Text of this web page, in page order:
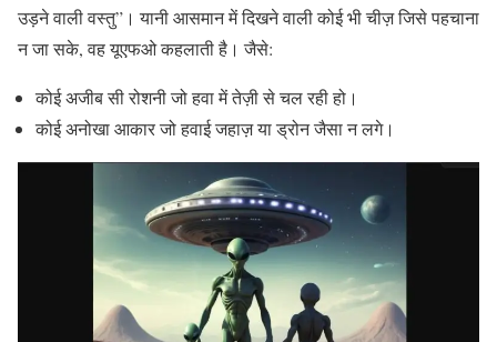
उड़ने वाली वस्तु”। यानी आसमान में दिखने वाली कोई भी चीज़ जिसे पहचाना
न जा सके, वह यूएफओ कहलाती है। जैसे:
कोई अजीब सी रोशनी जो हवा में तेज़ी से चल रही हो।
कोई अनोखा आकार जो हवाई जहाज़ या ड्रोन जैसा न लगे।